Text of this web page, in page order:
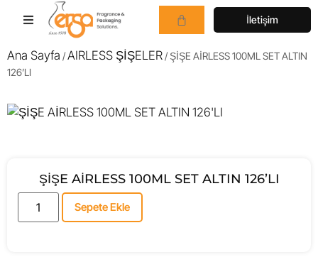
İletişim
Ana Sayfa /AIRLESS ŞİŞELER/ ŞİŞE AİRLESS 100ML SET ALTIN
126’LI
ŞİŞE AİRLESS 100ML SET ALTIN 126’LI
Sepete Ekle